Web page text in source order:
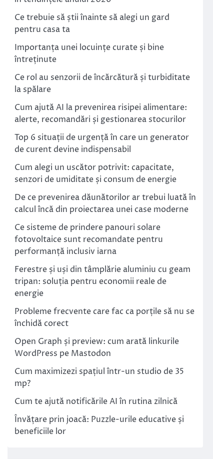
Ce trebuie să știi înainte să alegi un gard
pentru casa ta
Importanța unei locuințe curate și bine
întreținute
Ce rol au senzorii de încărcătură și turbiditate
la spălare
Cum ajută AI la prevenirea risipei alimentare:
alerte, recomandări și gestionarea stocurilor
Top 6 situații de urgență în care un generator
de curent devine indispensabil
Cum alegi un uscător potrivit: capacitate,
senzori de umiditate și consum de energie
De ce prevenirea dăunătorilor ar trebui luată în
calcul încă din proiectarea unei case moderne
Ce sisteme de prindere panouri solare
fotovoltaice sunt recomandate pentru
performanță inclusiv iarna
Ferestre și uși din tâmplărie aluminiu cu geam
tripan: soluția pentru economii reale de
energie
Probleme frecvente care fac ca porțile să nu se
închidă corect
Open Graph și preview: cum arată linkurile
WordPress pe Mastodon
Cum maximizezi spațiul într-un studio de 35
mp?
Cum te ajută notificările AI în rutina zilnică
Învățare prin joacă: Puzzle-urile educative și
beneficiile lor